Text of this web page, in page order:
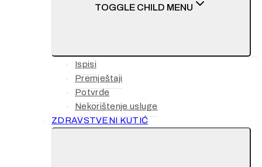
TOGGLE CHILD MENU
Ispisi
Premještaji
Potvrde
Nekorištenje usluge
ZDRAVSTVENI KUTIĆ